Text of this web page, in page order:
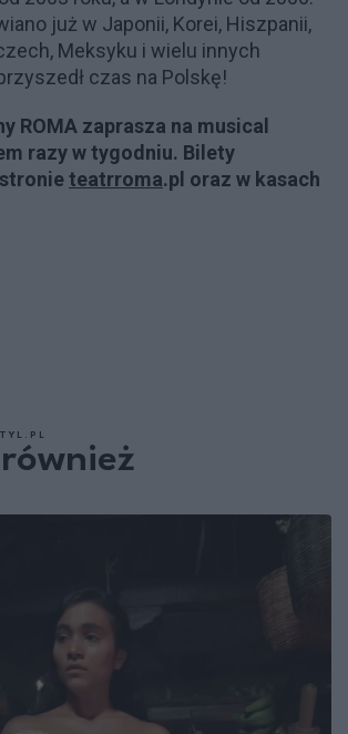
już w Japonii, Korei, Hiszpanii,
Meksyku i wielu innych
czas na Polskę!
ROMA zaprasza na musical
razy w tygodniu. Bilety
teatrroma.pl oraz w kasach